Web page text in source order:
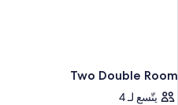
Two Double Room
يتّسع لـ 4